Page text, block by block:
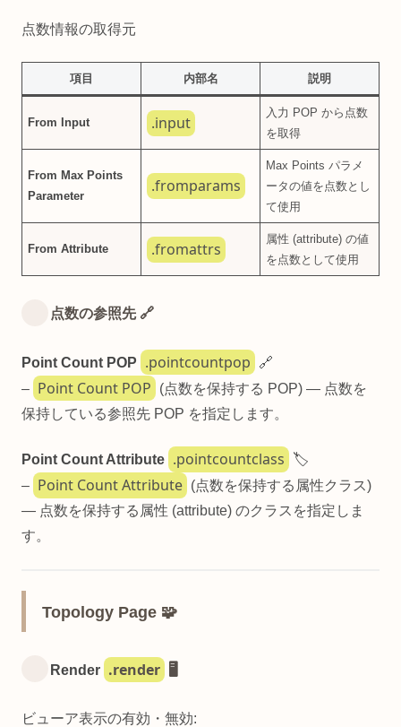
点数情報の取得元
項目 内部名 説明
From Input .input
入力 POP から点数
を取得
From Max Points
Parameter
.fromparams
Max Points パラメ
ータの値を点数とし
て使用
From Attribute .fromattrs
属性 (attribute) の値
を点数として使用
点数の参照先 🔗
Point Count POP .pointcountpop
🔗
– Point Count POP
(点数を保持する POP) — 点数を
保持している参照先 POP を指定します。
Point Count Attribute .pointcountclass
🏷️
– Point Count Attribute
(点数を保持する属性クラス)
— 点数を保持する属性 (attribute) のクラスを指定しま
す。
Topology Page 🧩
Render .render 🖥️
ビューア表示の有効・無効: